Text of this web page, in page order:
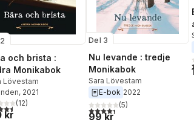
och brista :
Monikabok
Lövestam
, 2021
5 stjärnor. Totalt antal röster:
(12)
kr
Del 3
Nu levande : tredje
Monikabok
Sara Lövestam
E-bok 2022
4,4utav 5 stjärnor. Totalt antal
(5)
99 kr